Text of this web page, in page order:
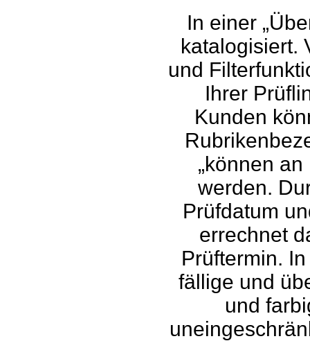
In einer
katalogisiert.
und
Ihrer
Kunden
„können
werden.
Prüfdatum
errechnet
Prüftermin.
fällige und
und